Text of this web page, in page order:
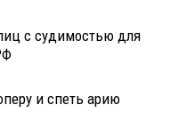
с судимостью для
и спеть арию